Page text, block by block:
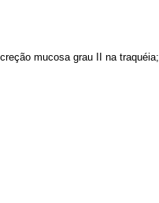
mucosa grau II na traquéia;